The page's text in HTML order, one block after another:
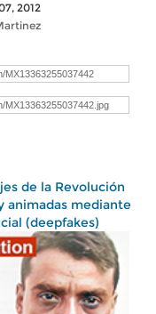
2012
de la Revolución
animadas mediante
(deepfakes)